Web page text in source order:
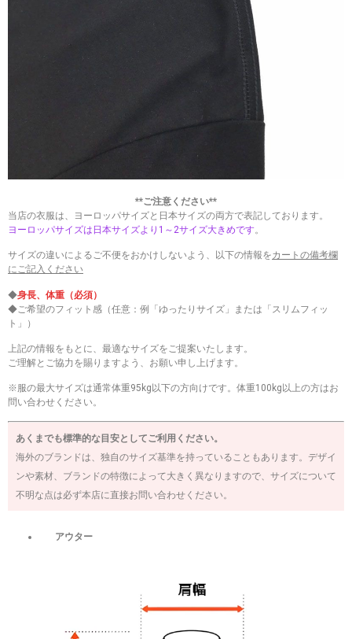
**ご注意ください**
当店の衣服は、ヨーロッパサイズと日本サイズの両方で表記しております。
ヨーロッパサイズは日本サイズより1～2サイズ大きめです。
サイズの違いによるご不便をおかけしないよう、以下の情報をカートの備考欄
にご記入ください
◆身長、体重（必須）
◆ご希望のフィット感（任意：例「ゆったりサイズ」または「スリムフィッ
ト」）
上記の情報をもとに、最適なサイズをご提案いたします。
ご理解とご協力を賜りますよう、お願い申し上げます。
※服の最大サイズは通常体重95kg以下の方向けです。体重100kg以上の方はお
問い合わせください。
あくまでも標準的な目安としてご利用ください。
海外のブランドは、独自のサイズ基準を持っていることもあります。デザイ
ンや素材、ブランドの特徴によって大きく異なりますので、サイズについて
不明な点は必ず本店に直接お問い合わせください。
アウター